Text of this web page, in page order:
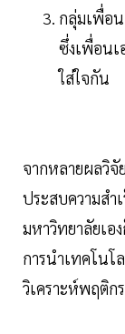
กลุ่มเพื่อ
ซึ่งเพื่อนเ
ใส่ใจกัน
จากหลายผลวิจั
ประสบความสำ
มหาวิทยาลัยเอ
การนำเทคโนโ
วิเคราะห์พฤติ